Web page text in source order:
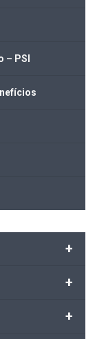
– PSI
+
+
+